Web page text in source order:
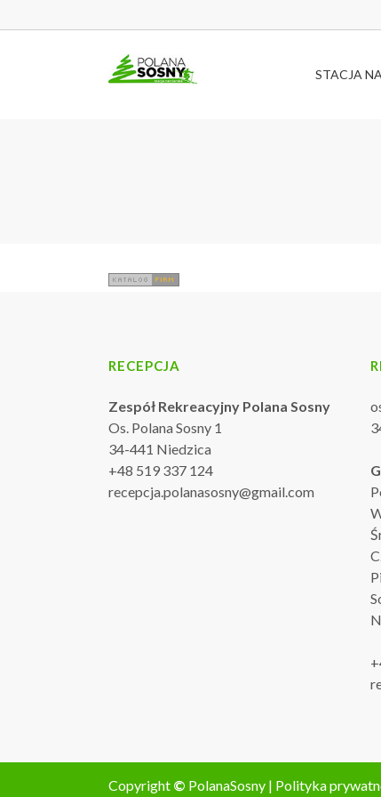
STACJA
RECEPCJA
Zespół Rekreacyjny Polana Sosny
Os. Polana Sosny 1
34-441 Niedzica
+48 519 337 124
recepcja.polanasosny@gmail.com
Copyright © PolanaSosny | Polityka